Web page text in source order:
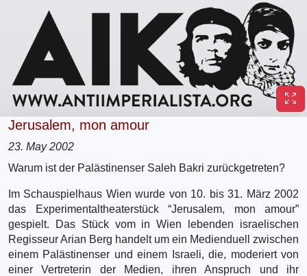
Jerusalem, mon amour
23. May 2002
Warum ist der Palästinenser Saleh Bakri zurückgetreten?
Im Schauspielhaus Wien wurde von 10. bis 31. März 2002
das Experimentaltheaterstück “Jerusalem, mon amour”
gespielt. Das Stück vom in Wien lebenden israelischen
Regisseur Arian Berg handelt um ein Medienduell zwischen
einem Palästinenser und einem Israeli, die, moderiert von
einer Vertreterin der Medien, ihren Anspruch und ihr